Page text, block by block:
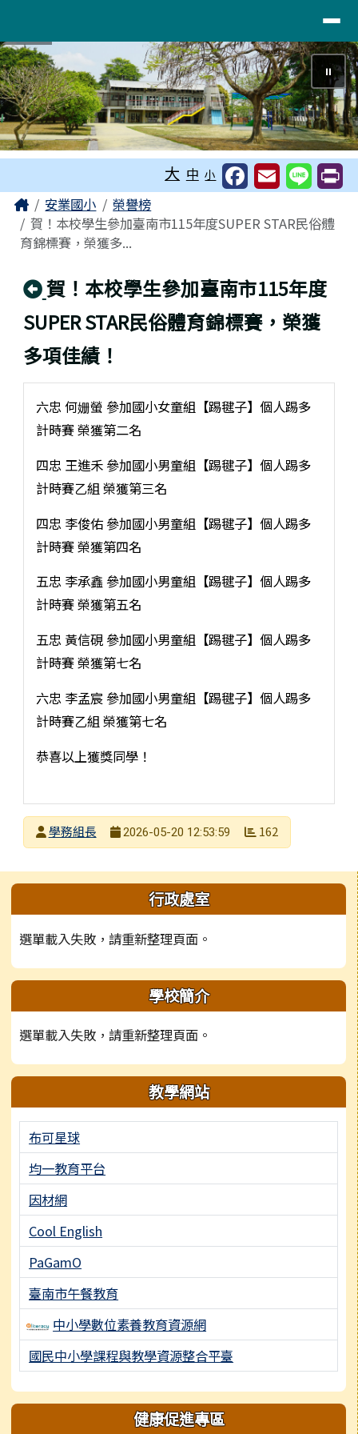
~活力柚香！臺南市麻豆區安業國民
⏸
大 中 小
主內容區域
Home安業國小
榮譽榜
賀！本校學生參加臺南市115年度SUPER STAR民俗體
育錦標賽，榮獲多...
回上頁
賀！本校學生參加臺南市115年度
SUPER STAR民俗體育錦標賽，榮獲
多項佳績！
六忠 何姗螢 參加國小女童組【踢毽子】個人踢多
計時賽 榮獲第二名
四忠 王進禾 參加國小男童組【踢毽子】個人踢多
計時賽乙組 榮獲第三名
四忠 李俊佑 參加國小男童組【踢毽子】個人踢多
計時賽 榮獲第四名
五忠 李承鑫 參加國小男童組【踢毽子】個人踢多
計時賽 榮獲第五名
五忠 黃信硯 參加國小男童組【踢毽子】個人踢多
計時賽 榮獲第七名
六忠 李孟宸 參加國小男童組【踢毽子】個人踢多
計時賽乙組 榮獲第七名
恭喜以上獲獎同學！
發布者
學務組長
2026-05-20 12:53:59 162
左邊區域內容 行政處室
選單載入失敗，請重新整理頁面。
學校簡介
選單載入失敗，請重新整理頁面。
教學網站
布可星球
均一教育平台
因材網
Cool English
PaGamO
臺南市午餐教育
中小學數位素養教育資源網
國民中小學課程與教學資源整合平臺
健康促進專區
頁尾區域